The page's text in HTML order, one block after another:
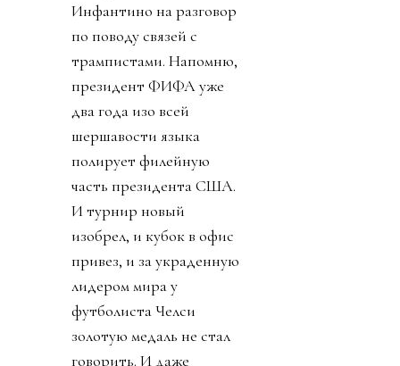
Инфантино на разговор
по поводу связей с
трампистами. Напомню,
президент ФИФА уже
два года изо всей
шершавости языка
полирует филейную
часть президента США.
И турнир новый
изобрел, и кубок в офис
привез, и за украденную
лидером мира у
футболиста Челси
золотую медаль не стал
говорить. И даже